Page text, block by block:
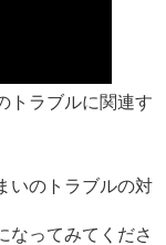
トラブルに関連す
いのトラブルの対
なってみてくださ